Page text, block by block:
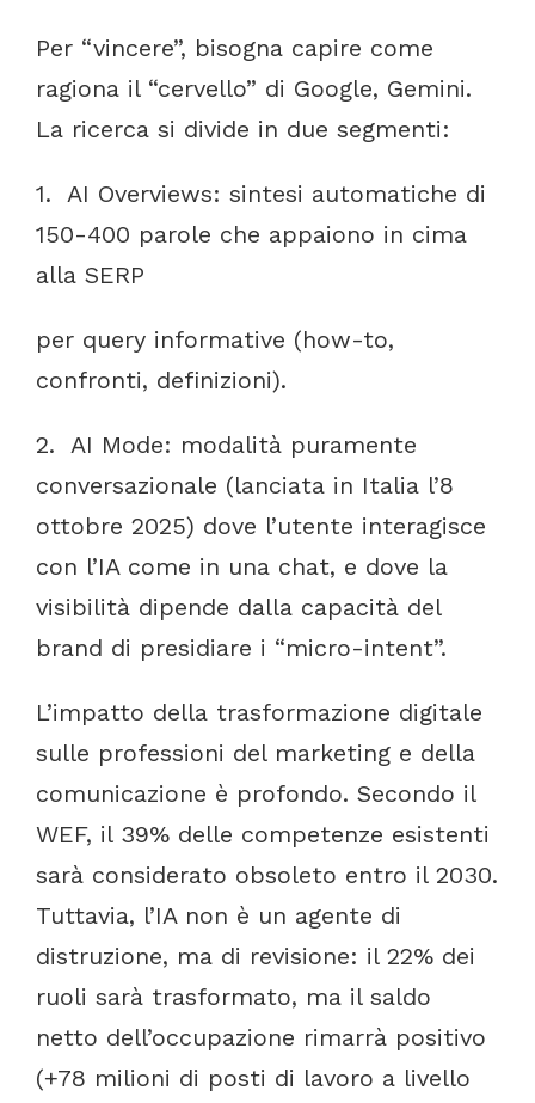
Per “vincere”, bisogna capire come
ragiona il “cervello” di Google, Gemini.
La ricerca si divide in due segmenti:
1. AI Overviews: sintesi automatiche di
150-400 parole che appaiono in cima
alla SERP
per query informative (how-to,
confronti, definizioni).
2. AI Mode: modalità puramente
conversazionale (lanciata in Italia l’8
ottobre 2025) dove l’utente interagisce
con l’IA come in una chat, e dove la
visibilità dipende dalla capacità del
brand di presidiare i “micro-intent”.
L’impatto della trasformazione digitale
sulle professioni del marketing e della
comunicazione è profondo. Secondo il
WEF, il 39% delle competenze esistenti
sarà considerato obsoleto entro il 2030.
Tuttavia, l’IA non è un agente di
distruzione, ma di revisione: il 22% dei
ruoli sarà trasformato, ma il saldo
netto dell’occupazione rimarrà positivo
(+78 milioni di posti di lavoro a livello